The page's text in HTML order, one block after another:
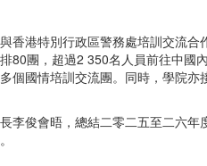
香港特別行政區警務處培訓交流
80團，超過2 350名人員前往中國
國情培訓交流團。同時，學院亦
李俊會晤，總結二零二五至二六年